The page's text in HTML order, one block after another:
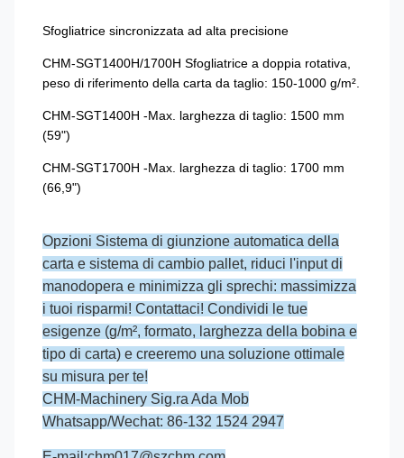
Sfogliatrice sincronizzata ad alta precisione
CHM-SGT1400H/1700H Sfogliatrice a doppia rotativa,
peso di riferimento della carta da taglio: 150-1000 g/m².
CHM-SGT1400H -Max. larghezza di taglio: 1500 mm
(59")
CHM-SGT1700H -Max. larghezza di taglio: 1700 mm
(66,9")
Opzioni Sistema di giunzione automatica della
carta e sistema di cambio pallet, riduci l'input di
manodopera e minimizza gli sprechi: massimizza
i tuoi risparmi! Contattaci! Condividi le tue
esigenze (g/m², formato, larghezza della bobina e
tipo di carta) e creeremo una soluzione ottimale
su misura per te!
CHM-Machinery Sig.ra Ada Mob
Whatsapp/Wechat: 86-132 1524 2947